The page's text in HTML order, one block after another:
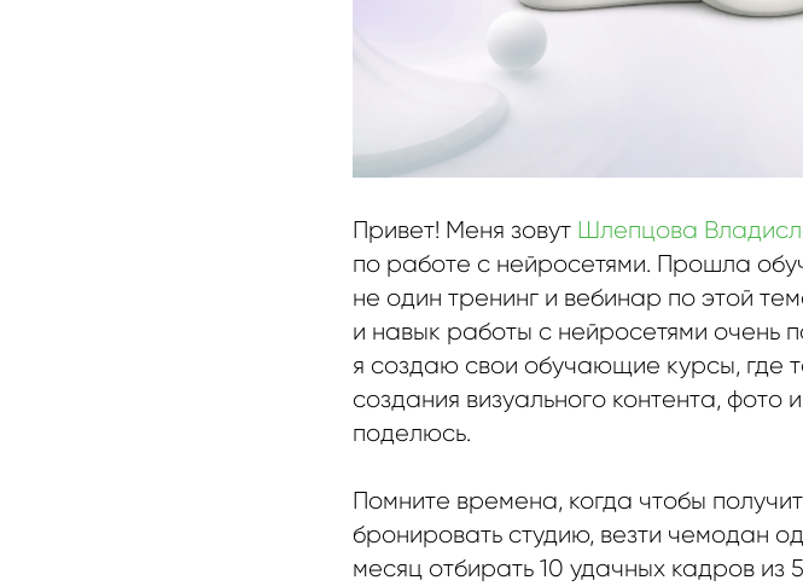
Привет! Меня зовут Шлепцова
по работе с нейросетями. Прошла
не один тренинг и вебинар по этой
и навык работы с нейросетями очень
я создаю свои обучающие курсы, где
создания визуального контента,
поделюсь.
Помните времена, когда чтобы
бронировать студию, везти чемодан
месяц отбирать 10 удачных кадров